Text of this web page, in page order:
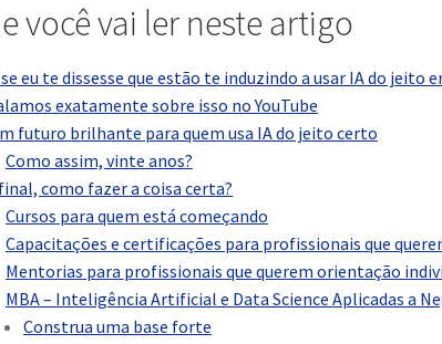
você vai ler neste artigo
se eu te dissesse que estão te induzindo a usar IA do jeito
exatamente sobre isso no YouTube
futuro brilhante para quem usa IA do jeito certo
Como assim, vinte anos?
como fazer a coisa certa?
Cursos para quem está começando
Capacitações e certificações para profissionais que
Mentorias para profissionais que querem orientação
MBA – Inteligência Artificial e Data Science Aplicadas a
Construa uma base forte